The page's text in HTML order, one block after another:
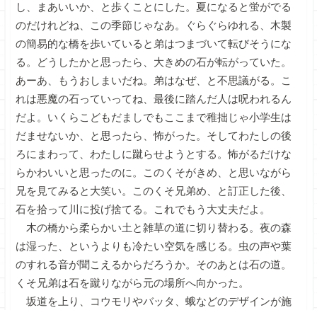
し、まあいいか、と歩くことにした。夏になると蛍がでる
のだけれどね、この季節じゃなあ。ぐらぐらゆれる、木製
の簡易的な橋を歩いていると弟はつまづいて転びそうにな
る。どうしたかと思ったら、大きめの石が転がっていた。
あーあ、もうおしまいだね。弟はなぜ、と不思議がる。こ
れは悪魔の石っていってね、最後に踏んだ人は呪われるん
だよ。いくらこどもだましでもここまで稚拙じゃ小学生は
だませないか、と思ったら、怖がった。そしてわたしの後
ろにまわって、わたしに蹴らせようとする。怖がるだけな
らかわいいと思ったのに。このくそがきめ、と思いながら
兄を見てみると大笑い。このくそ兄弟め、と訂正した後、
石を拾って川に投げ捨てる。これでもう大丈夫だよ。
木の橋から柔らかい土と雑草の道に切り替わる。夜の森
は湿った、というよりも冷たい空気を感じる。虫の声や葉
のすれる音が聞こえるからだろうか。そのあとは石の道。
くそ兄弟は石を蹴りながら元の場所へ向かった。
坂道を上り、コウモリやバッタ、蛾などのデザインが施